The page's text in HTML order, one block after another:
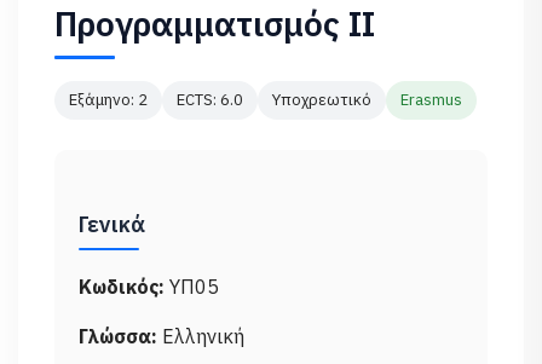
Προγραμματισμός ΙΙ
Εξάμηνο: 2 ECTS: 6.0 Υποχρεωτικό Erasmus
Γενικά
Κωδικός: ΥΠ05
Γλώσσα: Ελληνική